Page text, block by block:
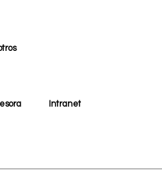
Intranet